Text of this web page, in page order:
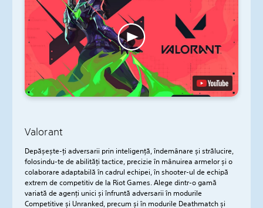
Valorant
Depășește-ți adversarii prin inteligență, îndemânare și strălucire,
folosindu-te de abilități tactice, precizie în mânuirea armelor și o
colaborare adaptabilă în cadrul echipei, în shooter-ul de echipă
extrem de competitiv de la Riot Games. Alege dintr-o gamă
variată de agenți unici și înfruntă adversarii în modurile
Competitive și Unranked, precum și în modurile Deathmatch și